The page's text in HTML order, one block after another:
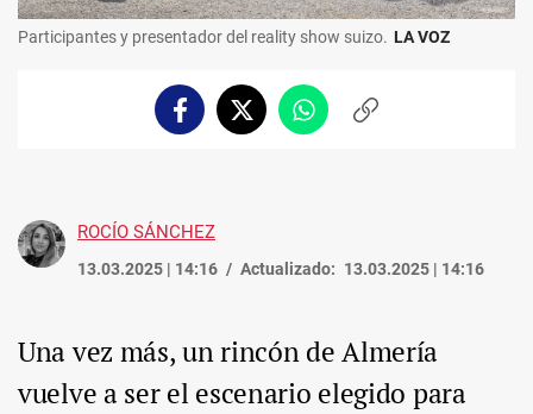
Participantes y presentador del reality show suizo. LA VOZ
FacebookTwitterWhatsappCopiar
ROCÍO SÁNCHEZ
13.03.2025 | 14:16 Actualizado: 13.03.2025 | 14:16
Una vez más, un rincón de Almería
vuelve a ser el escenario elegido para